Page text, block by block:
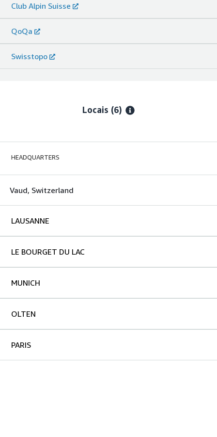
Club Alpin Suisse
QoQa
Swisstopo
Locais (6)
HEADQUARTERS
Vaud, Switzerland
LAUSANNE
LE BOURGET DU LAC
MUNICH
OLTEN
PARIS